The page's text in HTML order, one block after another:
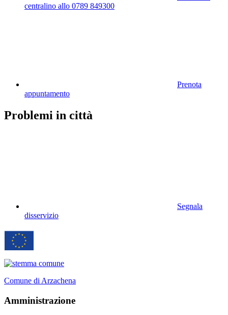
centralino allo 0789 849300
Prenota
appuntamento
Problemi in città
Segnala
disservizio
Comune di Arzachena
Amministrazione